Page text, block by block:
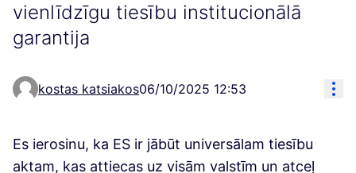
vienlīdzīgu tiesību institucionālā
garantija
kostas katsiakos06/10/2025 12:53
Es ierosinu, ka ES ir jābūt universālam tiesību
aktam, kas attiecas uz visām valstīm un atceļ